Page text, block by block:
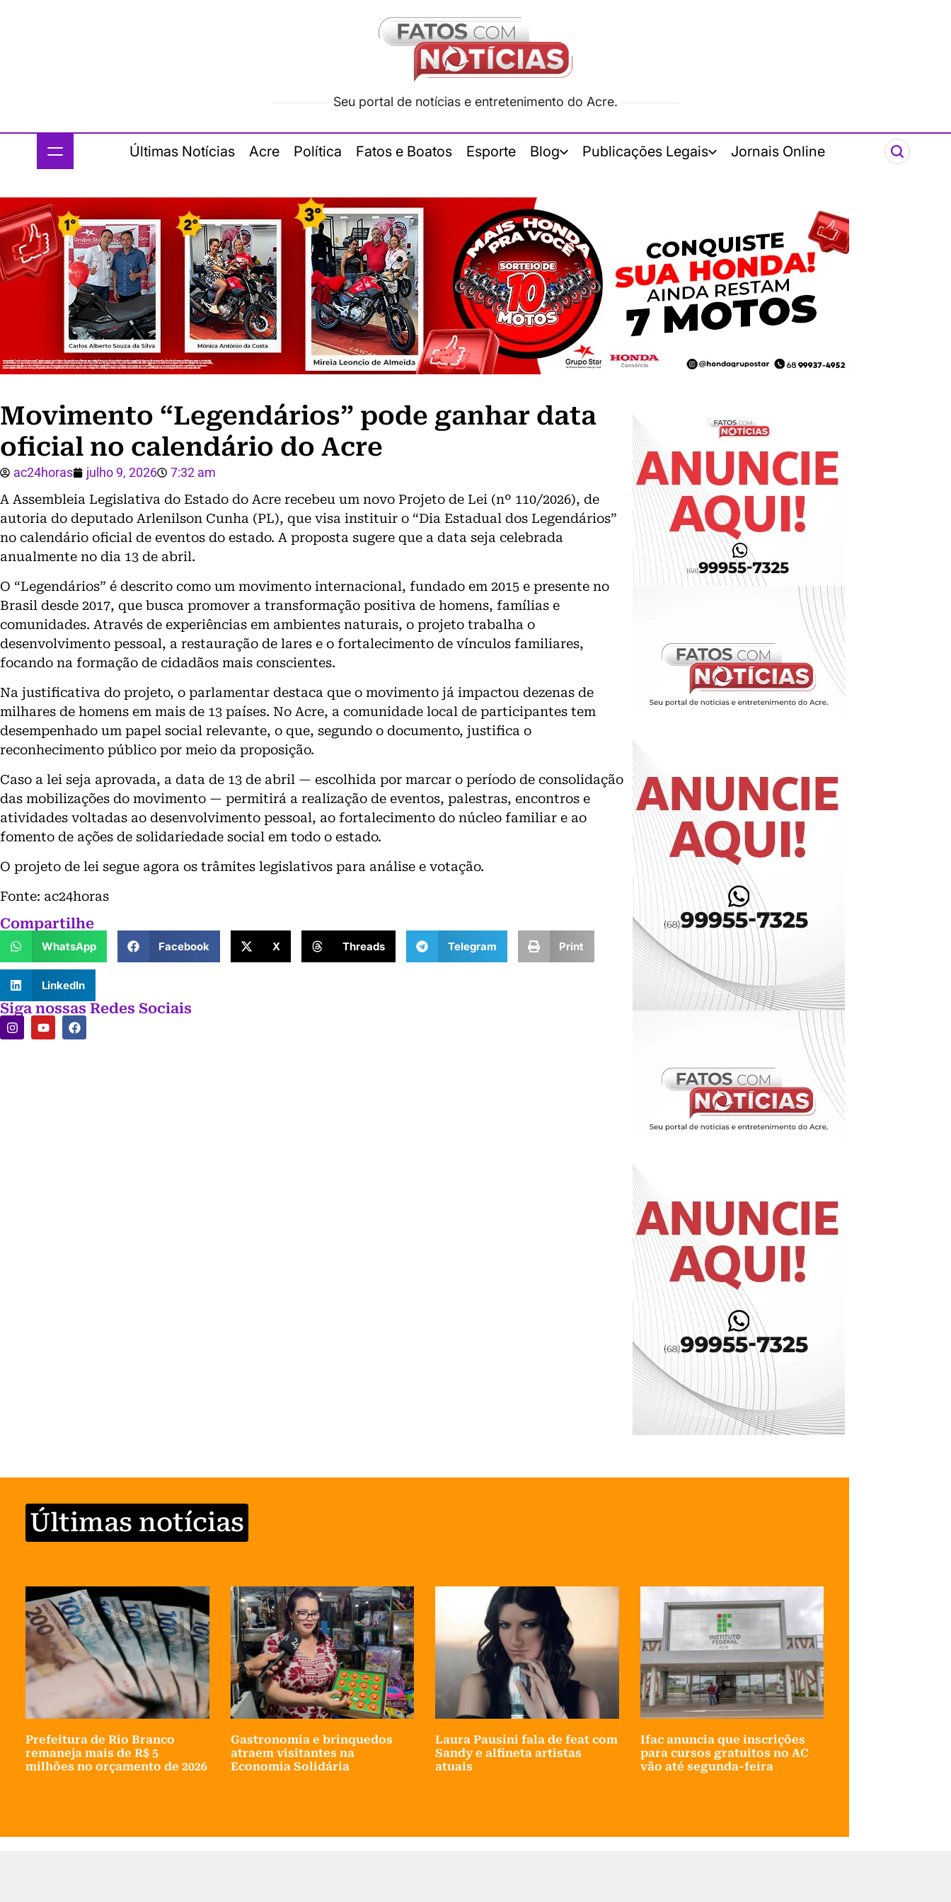
Seu portal de notícias e entretenimento do Acre.
Últimas Notícias Acre Política Fatos e Boatos Esporte Blog Publicações Legais Jornais Online
Movimento “Legendários” pode ganhar data
oficial no calendário do Acre
ac24horas julho 9, 2026
7:32 am
A Assembleia Legislativa do Estado do Acre recebeu um novo Projeto de Lei (nº 110/2026), de
autoria do deputado Arlenilson Cunha (PL), que visa instituir o “Dia Estadual dos Legendários”
no calendário oficial de eventos do estado. A proposta sugere que a data seja celebrada
anualmente no dia 13 de abril.
O “Legendários” é descrito como um movimento internacional, fundado em 2015 e presente no
Brasil desde 2017, que busca promover a transformação positiva de homens, famílias e
comunidades. Através de experiências em ambientes naturais, o projeto trabalha o
desenvolvimento pessoal, a restauração de lares e o fortalecimento de vínculos familiares,
focando na formação de cidadãos mais conscientes.
Na justificativa do projeto, o parlamentar destaca que o movimento já impactou dezenas de
milhares de homens em mais de 13 países. No Acre, a comunidade local de participantes tem
desempenhado um papel social relevante, o que, segundo o documento, justifica o
reconhecimento público por meio da proposição.
Caso a lei seja aprovada, a data de 13 de abril — escolhida por marcar o período de consolidação
das mobilizações do movimento — permitirá a realização de eventos, palestras, encontros e
atividades voltadas ao desenvolvimento pessoal, ao fortalecimento do núcleo familiar e ao
fomento de ações de solidariedade social em todo o estado.
O projeto de lei segue agora os trâmites legislativos para análise e votação.
Fonte: ac24horas
Compartilhe
WhatsApp Facebook X Threads Telegram Print
LinkedIn
Siga nossas Redes Sociais
Últimas notícias
Prefeitura de Rio Branco
remaneja mais de R$ 5
milhões no orçamento de 2026
Gastronomia e brinquedos
atraem visitantes na
Economia Solidária
Laura Pausini fala de feat com
Sandy e alfineta artistas
atuais
Ifac anuncia que inscrições
para cursos gratuitos no AC
vão até segunda-feira